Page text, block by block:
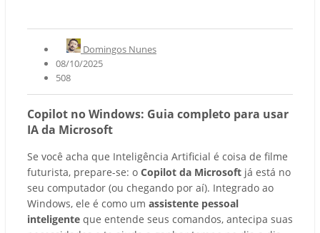
Domingos Nunes
08/10/2025
508
Copilot no Windows: Guia completo para usar
IA da Microsoft
Se você acha que Inteligência Artificial é coisa de filme
futurista, prepare-se: o Copilot da Microsoft já está no
seu computador (ou chegando por aí). Integrado ao
Windows, ele é como um assistente pessoal
inteligente que entende seus comandos, antecipa suas